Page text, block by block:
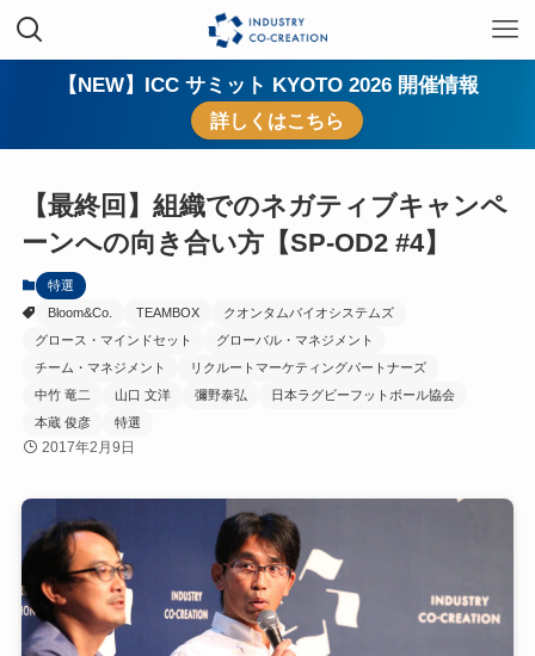
【NEW】ICC サミット KYOTO 2026 開催情報
詳しくはこちら
【最終回】組織でのネガティブキャンペ
ーンへの向き合い方【SP-OD2 #4】
特選
Bloom&Co.
TEAMBOX
クオンタムバイオシステムズ
グロース・マインドセット
グローバル・マネジメント
チーム・マネジメント
リクルートマーケティングパートナーズ
中竹 竜二
山口 文洋 彌野泰弘
日本ラグビーフットボール協会
本蔵 俊彦
特選
2017年2月9日